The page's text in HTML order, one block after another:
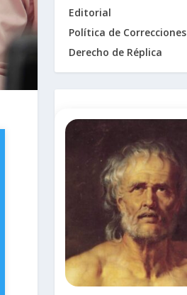
Editorial
Política de Correcciones
Derecho de Réplica